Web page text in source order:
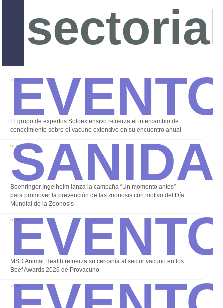
15 Jul
El grupo de expertos Soloextensivo refuerza el intercambio de
conocimiento sobre el vacuno extensivo en su encuentro anual
08 Jul
Boehringer Ingelheim lanza la campaña “Un momento antes”
para promover la prevención de las zoonosis con motivo del Día
Mundial de la Zoonosis
30 Jun
MSD Animal Health refuerza su cercanía al sector vacuno en los
Beef Awards 2026 de Provacuno
19 Jun